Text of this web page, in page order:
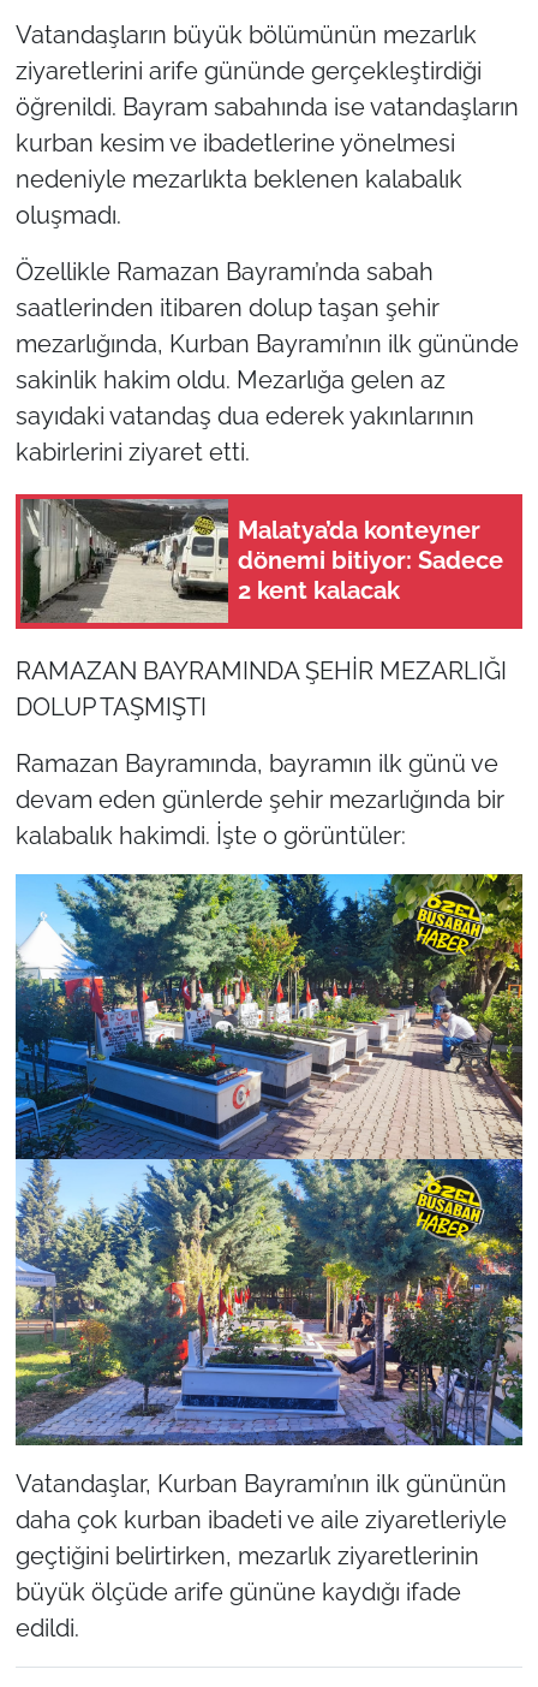
Vatandaşların büyük bölümünün mezarlık
ziyaretlerini arife gününde gerçekleştirdiği
öğrenildi. Bayram sabahında ise vatandaşların
kurban kesim ve ibadetlerine yönelmesi
nedeniyle mezarlıkta beklenen kalabalık
oluşmadı.
Özellikle Ramazan Bayramı’nda sabah
saatlerinden itibaren dolup taşan şehir
mezarlığında, Kurban Bayramı’nın ilk gününde
sakinlik hakim oldu. Mezarlığa gelen az
sayıdaki vatandaş dua ederek yakınlarının
kabirlerini ziyaret etti.
Malatya’da konteyner
dönemi bitiyor: Sadece
2 kent kalacak
RAMAZAN BAYRAMINDA ŞEHİR MEZARLIĞI
DOLUP TAŞMIŞTI
Ramazan Bayramında, bayramın ilk günü ve
devam eden günlerde şehir mezarlığında bir
kalabalık hakimdi. İşte o görüntüler:
Vatandaşlar, Kurban Bayramı’nın ilk gününün
daha çok kurban ibadeti ve aile ziyaretleriyle
geçtiğini belirtirken, mezarlık ziyaretlerinin
büyük ölçüde arife gününe kaydığı ifade
edildi.